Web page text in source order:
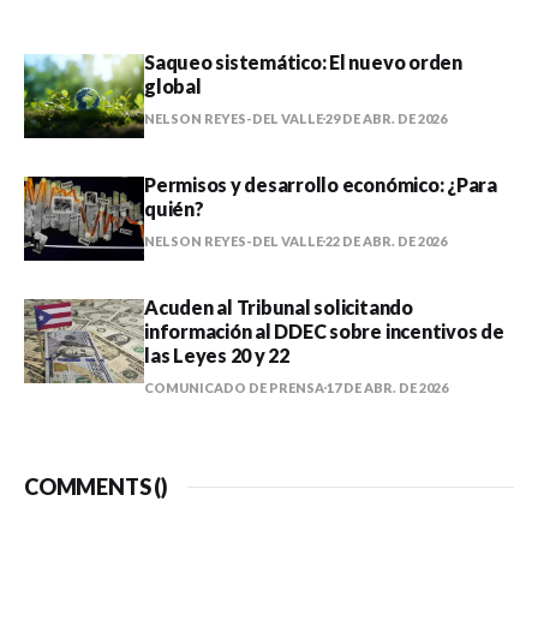
Saqueo sistemático: El nuevo orden
global
NELSON REYES-DEL VALLE29 DE ABR. DE 2026
Permisos y desarrollo económico: ¿Para
quién?
NELSON REYES-DEL VALLE22 DE ABR. DE 2026
Acuden al Tribunal solicitando
información al DDEC sobre incentivos de
las Leyes 20 y 22
COMUNICADO DE PRENSA17 DE ABR. DE 2026
COMMENTS ()